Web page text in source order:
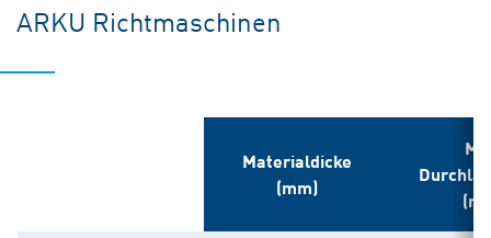
ARKU Richtmaschinen
Materialdicke
(mm)